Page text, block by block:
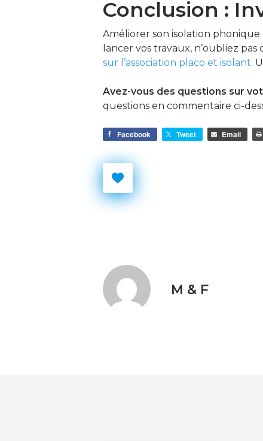
Conclusion :
Améliorer son isolation
lancer vos travaux, n’oubliez
sur l’association placo et isolant.
Avez-vous des questions sur
questions en commentaire ci-
Facebook Tweet Email
M & F